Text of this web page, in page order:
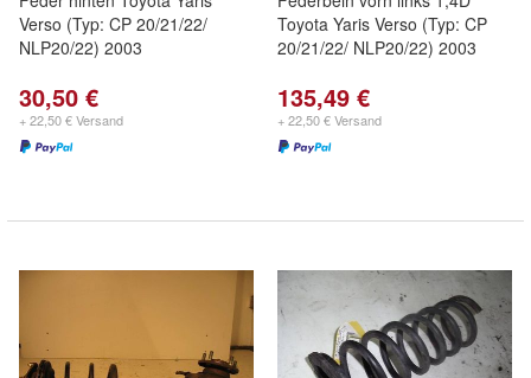
Verso (Typ: CP 20/21/22/
NLP20/22) 2003
30,50 €
+ 22,50 € Versand
Toyota Yaris Verso (Typ: CP
20/21/22/ NLP20/22) 2003
135,49 €
+ 22,50 € Versand